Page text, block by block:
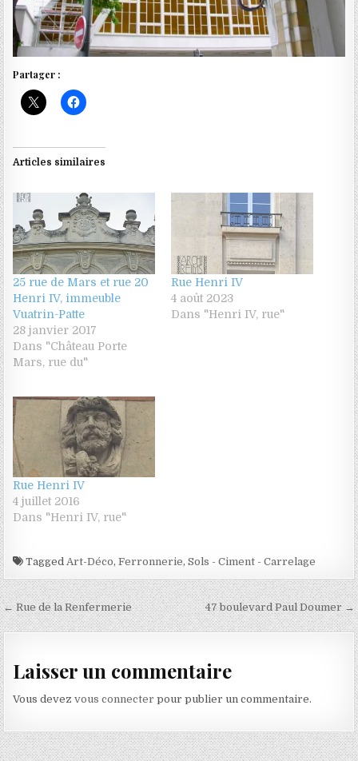
Partager :
Articles similaires
25 rue de Mars et rue 20
Henri IV, immeuble
Vuatrin-Patte
28 janvier 2017
Dans "Château Porte
Mars, rue du"
Rue Henri IV
4 août 2023
Dans "Henri IV, rue"
Rue Henri IV
4 juillet 2016
Dans "Henri IV, rue"
TaggedArt-Déco,Ferronnerie,Sols - Ciment - Carrelage
Navigation de l’article47 boulevard Paul Doumer →
← Rue de la Renfermerie
Laisser un commentaire
Vous devezvous connecter pour publier un commentaire.